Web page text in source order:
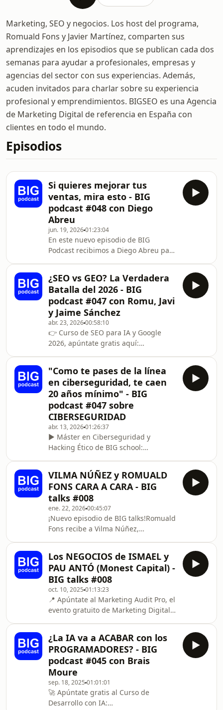
Marketing, SEO y negocios. Los host del programa,
Romuald Fons y Javier Martínez, comparten sus
aprendizajes en los episodios que se publican cada dos
semanas para ayudar a profesionales, empresas y
agencias del sector con sus experiencias. Además,
acuden invitados para charlar sobre su experiencia
profesional y emprendimientos. BIGSEO es una Agencia
de Marketing Digital de referencia en España con
clientes en todo el mundo.
Episodios
Si quieres mejorar tus
ventas, mira esto - BIG
podcast #048 con Diego
Abreu
jun. 19, 202601:23:04
En este nuevo episodio de BIG
Podcast recibimos a Diego Abreu para
cualquier negocio: saber
vender.Diego explica por qué la
mayoría de personas venden mal, por
qué el cierre no es la parte más
importante de una venta y qué
diferencia a un vendedor que
simplemente vende mucho de uno
que realmente entiende el
sistema.También hablamos de cómo
¿SEO vs GEO? La Verdadera
Batalla del 2026 - BIG
podcast #047 con Romu, Javi
y Jaime Sánchez
abr. 23, 202600:58:10
👉 Curso de SEO para IA y Google
2026, apúntate gratis aquí:
lz-curso-de-seo-------------------------------
--------En este nuevo episodio de BIG
podcast, Romuald Fons, Javier
Martínez y Jaime Sánchez discuten el
sobre la actualidad del SEO (¿GEO?) y
cómo las inteligencias artificiale
"Como te pases de la línea
en ciberseguridad, te caen
20 años mínimo" - BIG
podcast #047 sobre
CIBERSEGURIDAD
abr. 13, 202601:26:37
► Máster en Ciberseguridad y
Hacking Ético de BIG school:
ciberseguridad-hacking-etico/¿Es
posible ganar millones trabajando
solo 2 horas al día? En este podcast
me siento con 5 hackers de élite —
profesores del Máster en
Ciberseguridad y Hacking Ético de
BIG School— para destapar los
secretos mejor guardados del
hacking: desde lo más fascinante…
hasta lo más oscuro.
VILMA NÚÑEZ y ROMUALD
FONS CARA A CARA - BIG
talks #008
ene. 22, 202600:45:07
¡Nuevo episodio de BIG talks!Romuald
Fons recibe a Vilma Núñez,
conversación sin filtros sobre
propósito, evolución profesional y
cómo la IA está reconfigurando el
mundo de los negocios y el
marketing. Charlan sobre salir del
mainstream para enfocarse en
audiencias más cualificadas, de las
“ego-métricas”, de terapia para CEOs
Los NEGOCIOS de ISMAEL y
PAU ANTÓ (Monest Capital) -
BIG talks #008
oct. 10, 2025 01:13:23
📍 Apúntate al Marketing Audit Pro, el
evento gratuito de Marketing Digital
audit-pro-a-yt/🔵 Ofertas de empleo
BIGSEO:- Technical Product Manager -
AI Solution:
https://www.linkedin.com/jobs/view/4308027197/
🔵 Ofertas de empleo BIG school:-
Product Manager:
https://www.linkedin.com/jobs/view/4308037034/-
¿La IA va a ACABAR con los
PROGRAMADORES? - BIG
podcast #045 con Brais
Moure
sep. 18, 2025 01:01:01
🚀 Apúntate gratis al Curso de
Desarrollo con IA: